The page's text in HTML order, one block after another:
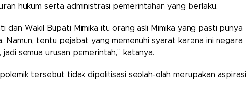
hukum serta administrasi pemerintahan yang berlaku.
dan Wakil Bupati Mimika itu orang asli Mimika yang pasti punya
Namun, tentu pejabat yang memenuhi syarat karena ini negara
jadi semua urusan pemerintah,” katanya.
tersebut tidak dipolitisasi seolah-olah merupakan aspirasi